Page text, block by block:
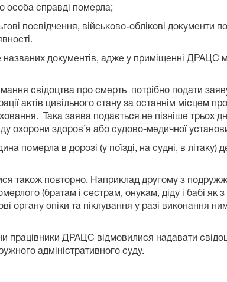
особа справді померла;
посвідчення, військово-облікові
названих документів, адже у приміщенні
свідоцтва про смерть потрібно подати
актів цивільного стану за останнім
Така заява подається не пізніше трьох
охорони здоров’я або судово-медичної
померла в дорозі (у поїзді, на судні, в
також повторно. Наприклад другому з
(братам і сестрам, онукам, діду і бабі як
органу опіки та піклування у разі виконання
працівники ДРАЦС відмовилися надавати
адміністративного суду.